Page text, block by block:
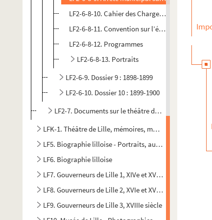
LF2-6-8-10. Cahier des Charges du théâtre
LF2-6-8-11. Convention sur l’éclairage
LF2-6-8-12. Programmes
LF2-6-8-13. Portraits
LF2-6-9. Dossier 9 : 1898-1899
LF2-6-10. Dossier 10 : 1899-1900
LF2-7. Documents sur le théâtre de Lille
LFK-1. Théâtre de Lille, mémoires, manuscrits,
LF5. Biographie lilloise - Portraits, autographes -
LF6. Biographie lilloise
LF7. Gouverneurs de Lille 1, XIVe et XVe siècles
LF8. Gouverneurs de Lille 2, XVIe et XVIIe siècles
LF9. Gouverneurs de Lille 3, XVIIIe siècle